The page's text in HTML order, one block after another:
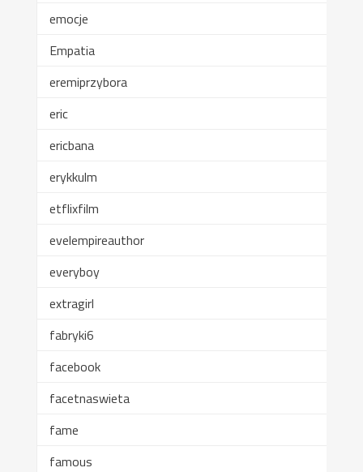
emocje
Empatia
eremiprzybora
eric
ericbana
erykkulm
etflixfilm
evelempireauthor
everyboy
extragirl
fabryki6
facebook
facetnaswieta
fame
famous